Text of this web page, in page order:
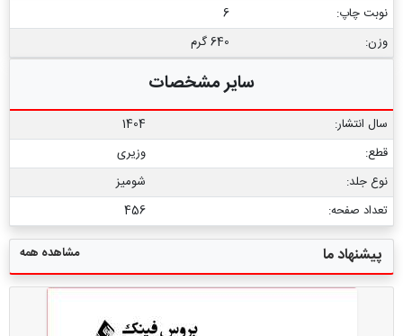
نوبت چاپ:
6
وزن:
640 گرم
سایر مشخصات
سال انتشار:
1404
قطع:
وزیری
نوع جلد:
شومیز
تعداد صفحه:
456
پیشنهاد ما مشاهده همه